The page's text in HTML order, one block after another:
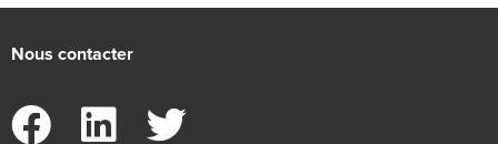
Nous contacter